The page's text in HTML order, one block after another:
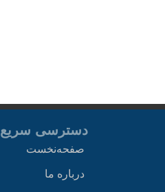
دسترسی سریع
صفحه‌نخست
درباره ما